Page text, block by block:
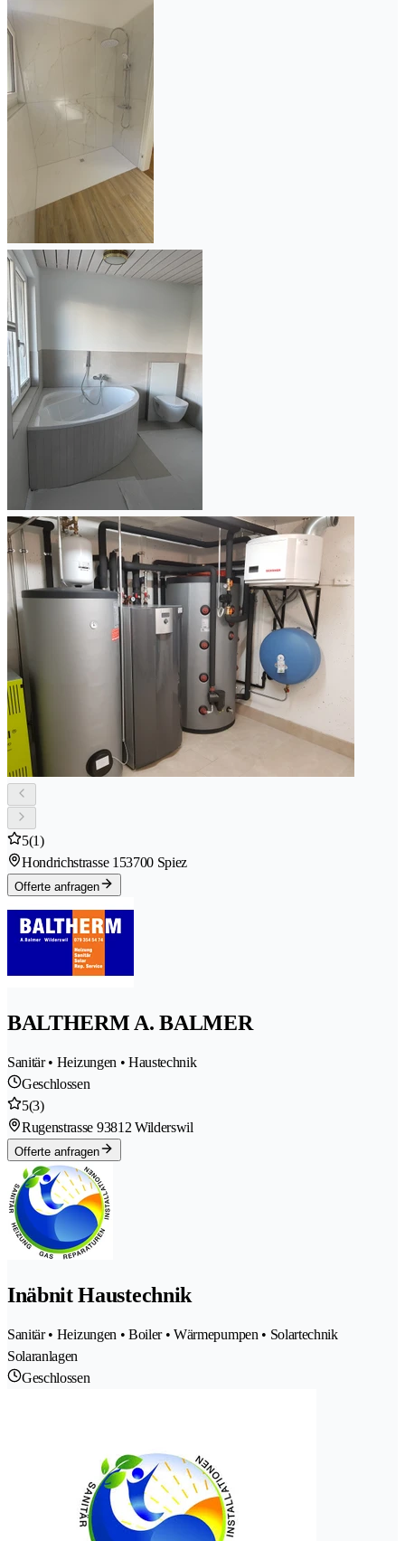
5(1)
Hondrichstrasse 153700 Spiez
Offerte anfragen
BALTHERM A. BALMER
Sanitär • Heizungen • Haustechnik
Geschlossen
5(3)
Rugenstrasse 93812 Wilderswil
Offerte anfragen
Inäbnit Haustechnik
Sanitär • Heizungen • Boiler • Wärmepumpen • Solartechnik
Solaranlagen
Geschlossen